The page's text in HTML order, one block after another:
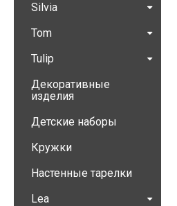
Silvia
Tom
Tulip
Декоративные
изделия
Детские наборы
Кружки
Настенные тарелки
Lea